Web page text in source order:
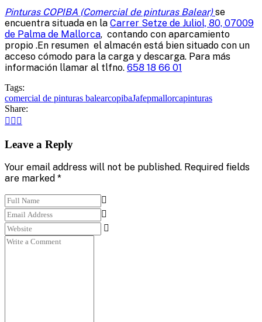
Pinturas COPIBA (Comercial de pinturas Balear) se
encuentra situada en la Carrer Setze de Juliol, 80, 07009
de Palma de Mallorca, contando con aparcamiento
propio .En resumen el almacén está bien situado con un
acceso cómodo para la carga y descarga. Para más
información llamar al tlfno. 658 18 66 01
Tags:
comercial de pinturas balearcopibaJafepmallorcapinturas
Share:
Leave a Reply
Your email address will not be published. Required fields
are marked *